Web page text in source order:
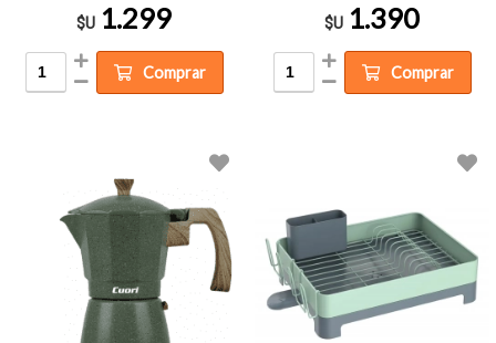
$U 1.299
Comprar
$U 1.390
Comprar